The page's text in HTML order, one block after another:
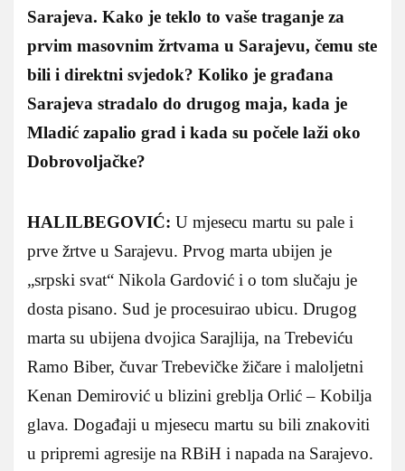
Sarajeva. Kako je teklo to vaše traganje za
prvim masovnim žrtvama u Sarajevu, čemu ste
bili i direktni svjedok? Koliko je građana
Sarajeva stradalo do drugog maja, kada je
Mladić zapalio grad i kada su počele laži oko
Dobrovoljačke?
HALILBEGOVIĆ: U mjesecu martu su pale i
prve žrtve u Sarajevu. Prvog marta ubijen je
„srpski svat“ Nikola Gardović i o tom slučaju je
dosta pisano. Sud je procesuirao ubicu. Drugog
marta su ubijena dvojica Sarajlija, na Trebeviću
Ramo Biber, čuvar Trebevičke žičare i maloljetni
Kenan Demirović u blizini greblja Orlić – Kobilja
glava. Događaji u mjesecu martu su bili znakoviti
u pripremi agresije na RBiH i napada na Sarajevo.